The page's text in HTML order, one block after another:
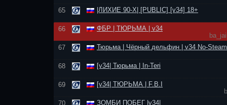
65 |ЛИХИЕ 90-Х| [PUBLIC] [v34] 18+
66
ФБР | ТЮРЬМА | v34
67
Тюрьма | Чёрный дельфин | v34 No-Steam
68 [v34| Тюрьма | In-Teri
69
[v34| ТЮРЬМА | F.B.I
70
ЗОМБИ ПОБЕГ |v34|